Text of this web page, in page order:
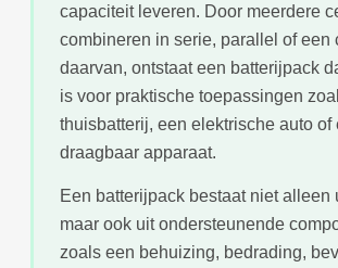
capaciteit leveren. Door meerdere
combineren in serie, parallel of een
daarvan, ontstaat een batterijpack
is voor praktische toepassingen
thuisbatterij, een elektrische auto of
draagbaar apparaat.
Een batterijpack bestaat niet alleen
maar ook uit ondersteunende
zoals een behuizing, bedrading,